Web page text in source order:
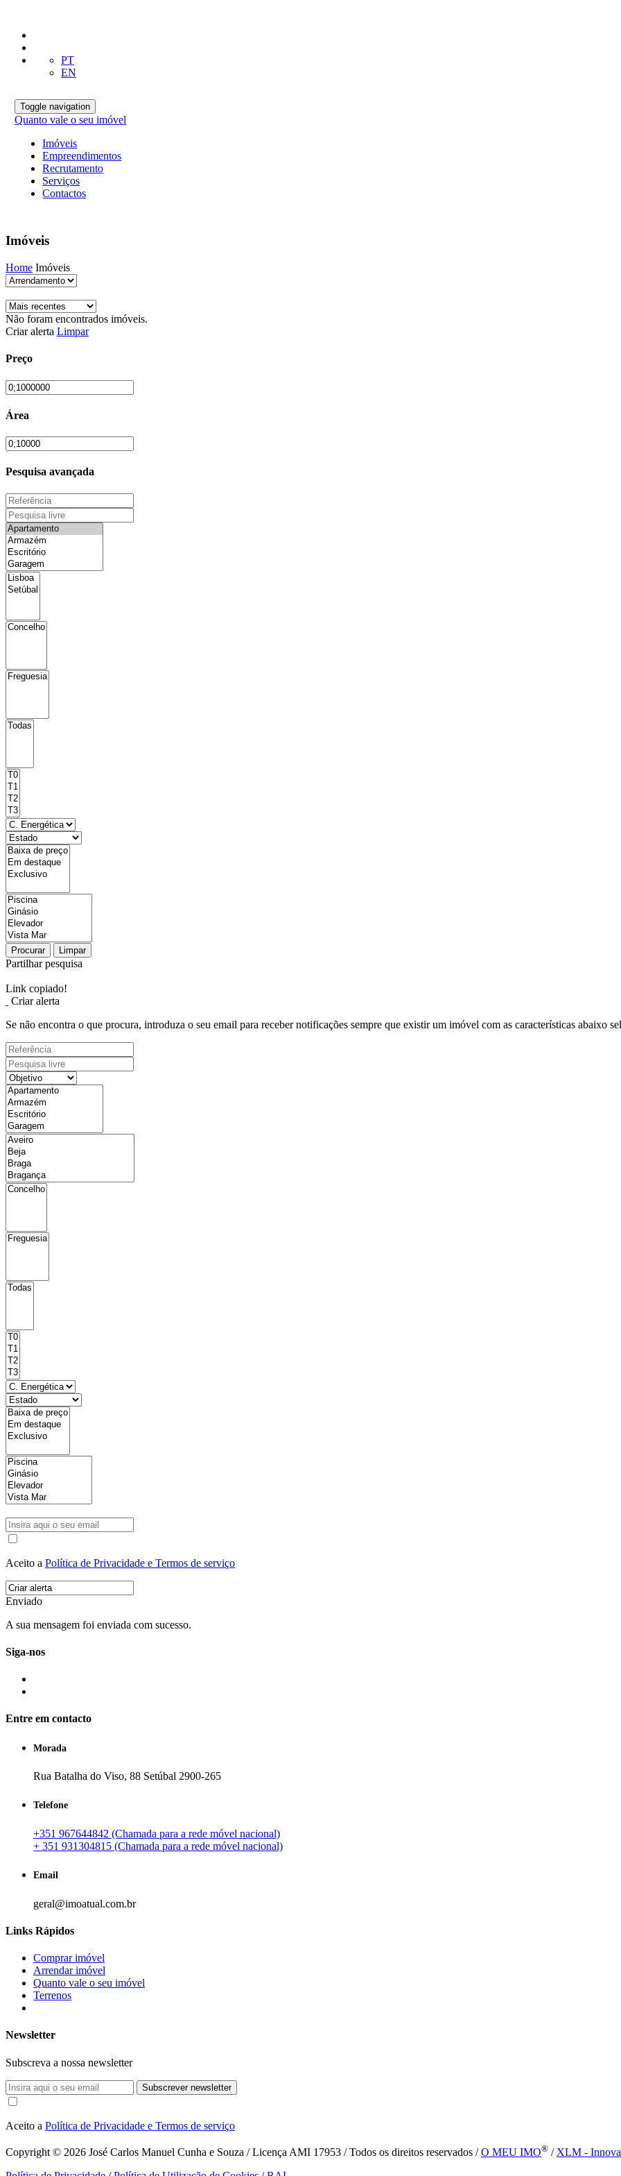
PT
EN
Toggle navigation
Quanto vale o seu imóvel
Imóveis
Empreendimentos
Recrutamento
Serviços
Contactos
Imóveis
Home Imóveis
Não foram encontrados imóveis.
Criar alerta Limpar
Preço
Área
Pesquisa avançada
Procurar Limpar
Partilhar pesquisa
Link copiado!
Criar alerta
Se não encontra o que procura, introduza o seu email para receber notificações sempre que existir um imóvel com as características abaixo
Aceito a Política de Privacidade e Termos de serviço
Enviado
A sua mensagem foi enviada com sucesso.
Siga-nos
Entre em contacto
Morada
Rua Batalha do Viso, 88 Setúbal 2900-265
Telefone
+351 967644842 (Chamada para a rede móvel nacional)
+ 351 931304815 (Chamada para a rede móvel nacional)
Email
geral@imoatual.com.br
Links Rápidos
Comprar imóvel
Arrendar imóvel
Quanto vale o seu imóvel
Terrenos
Newsletter
Subscreva a nossa newsletter
Subscrever newsletter
Aceito a Política de Privacidade e Termos de serviço
Copyright © 2026 José Carlos Manuel Cunha e Souza / Licença AMI 17953 / Todos os direitos reservados /O MEU IMO® / XLM -